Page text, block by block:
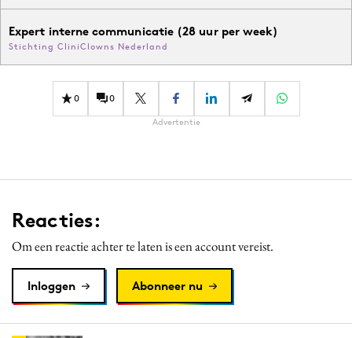
Expert interne communicatie (28 uur per week)
Stichting CliniClowns Nederland
0 0
Advertentie
Reacties:
Om een reactie achter te laten is een account vereist.
Inloggen Abonneer nu